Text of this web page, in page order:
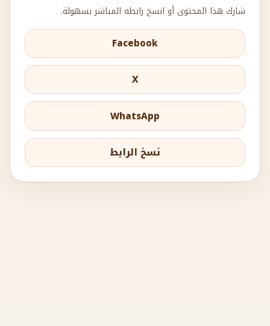
شارك هذا المحتوى أو انسخ رابطه المباشر بسهولة.
Facebook
X
WhatsApp
نسخ الرابط